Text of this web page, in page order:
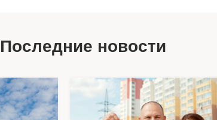
Последние новости